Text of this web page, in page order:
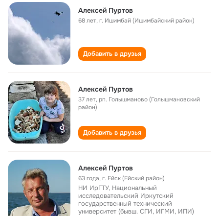
Алексей Пуртов
68 лет,г. Ишимбай (Ишимбайский район)
Добавить в друзья
Алексей Пуртов
37 лет,рп. Голышманово (Голышмановский
район)
Добавить в друзья
Алексей Пуртов
63 года,г. Ейск (Ейский район)
НИ ИрГТУ, Национальный
исследовательский Иркутский
государственный технический
университет (бывш. СГИ, ИГМИ, ИПИ)